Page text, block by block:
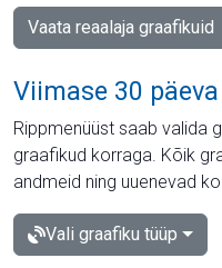
Vaata reaalaja graafikuid
Viimase 30
Rippmenüüst saab valida
graafikud korraga. Kõik
andmeid ning uuenevad
Vali graafiku tüüp